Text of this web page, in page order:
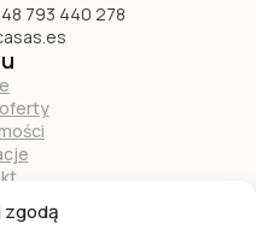
793 440 278
partnerem